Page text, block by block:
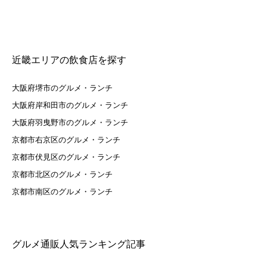
近畿エリアの飲食店を探す
大阪府堺市のグルメ・ランチ
大阪府岸和田市のグルメ・ランチ
大阪府羽曳野市のグルメ・ランチ
京都市右京区のグルメ・ランチ
京都市伏見区のグルメ・ランチ
京都市北区のグルメ・ランチ
京都市南区のグルメ・ランチ
グルメ通販人気ランキング記事